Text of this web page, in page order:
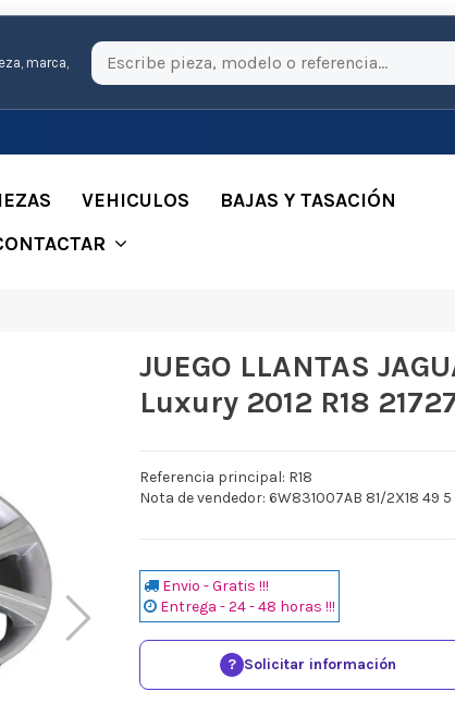
marca,
VEHICULOS
BAJAS Y TASACIÓN
JUEGO LLANTAS
Luxury 2012 R18
Referencia principal: R18
Nota de vendedor: 6W831007AB 81/2X18 49 5
Envio - Gratis !!!
Entrega - 24 - 48 horas !!!
? Solicitar información